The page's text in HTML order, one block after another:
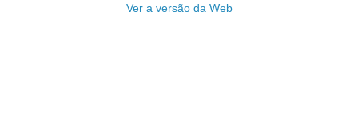
Ver a versão da Web